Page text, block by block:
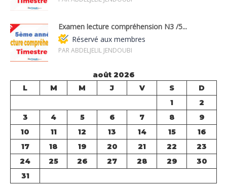
Examen lecture compréhension N3 /5...
Réservé aux membres
PAR ABDELJELIL JENDOUBI
août 2026
L
M M J V S
D
1
2
3
4 5 6 7 8
9
10
11 12 13 14 15
16
17
18 19 20 21 22
23
24
25 26 27 28 29
30
31